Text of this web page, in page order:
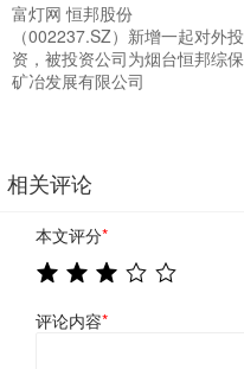
富灯网 恒邦股份
（002237.SZ）新增一起对外投
资，被投资公司为烟台恒邦综保
矿冶发展有限公司
相关评论
本文评分*
评论内容*